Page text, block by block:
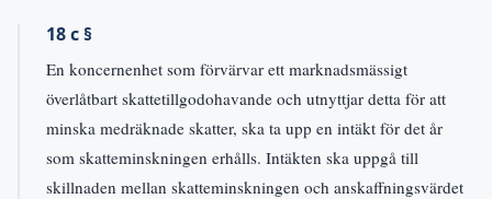
18 c §
En koncernenhet som förvärvar ett marknadsmässigt
överlåtbart skattetillgodohavande och utnyttjar detta för att
minska medräknade skatter, ska ta upp en intäkt för det år
som skatteminskningen erhålls. Intäkten ska uppgå till
skillnaden mellan skatteminskningen och anskaffningsvärdet